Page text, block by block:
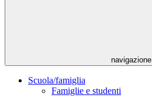
navigazione
Scuola/famiglia
Famiglie e studenti